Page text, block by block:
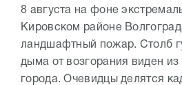
8 августа на фоне
Кировском районе
ландшафтный пожар. Столб
дыма от возгорания виден из
города. Очевидцы делятся